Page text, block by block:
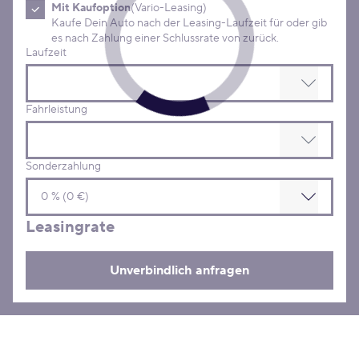
Mit Kaufoption(Vario-Leasing)
Kaufe Dein Auto nach der Leasing-Laufzeit für oder gib
es nach Zahlung einer Schlussrate von zurück.
Laufzeit
Fahrleistung
Sonderzahlung
Leasingrate
Unverbindlich anfragen